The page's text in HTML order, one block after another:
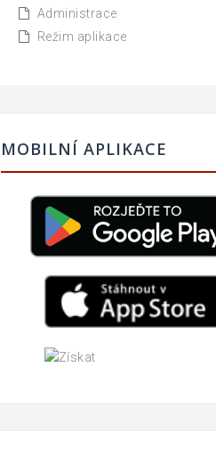
Administrace
Režim aplikace
MOBILNÍ APLIKACE